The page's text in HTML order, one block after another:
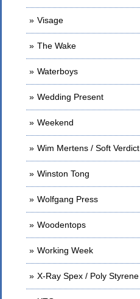
Visage
The Wake
Waterboys
Wedding Present
Weekend
Wim Mertens / Soft Verdict
Winston Tong
Wolfgang Press
Woodentops
Working Week
X-Ray Spex / Poly Styrene